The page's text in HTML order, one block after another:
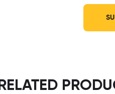
RELATED